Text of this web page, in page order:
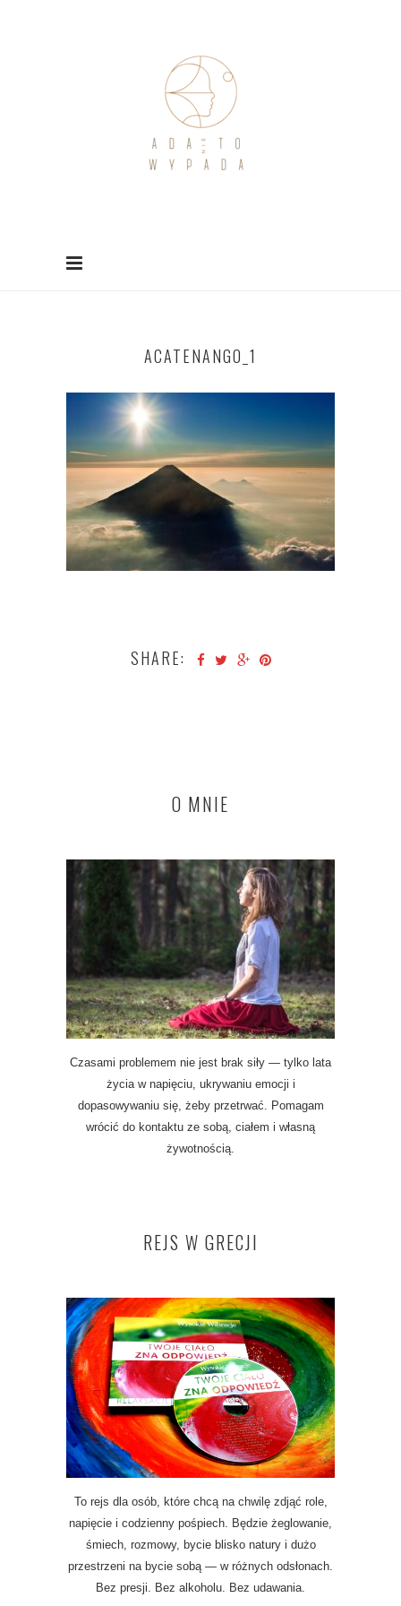
ACATENANGO_1
SHARE:
O MNIE
Czasami problemem nie jest brak siły — tylko lata
życia w napięciu, ukrywaniu emocji i
dopasowywaniu się, żeby przetrwać. Pomagam
wrócić do kontaktu ze sobą, ciałem i własną
żywotnością.
REJS W GRECJI
To rejs dla osób, które chcą na chwilę zdjąć role,
napięcie i codzienny pośpiech. Będzie żeglowanie,
śmiech, rozmowy, bycie blisko natury i dużo
przestrzeni na bycie sobą — w różnych odsłonach.
Bez presji. Bez alkoholu. Bez udawania.